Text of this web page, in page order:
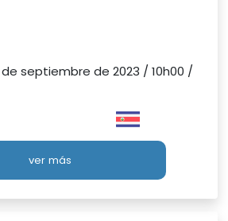
septiembre de 2023 / 10h00 /
ver más